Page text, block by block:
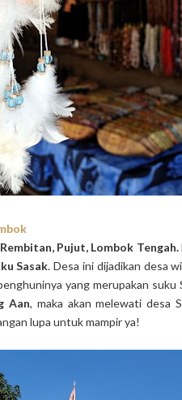
Pujut, Lombok Tengah.
Sasak. Desa ini dijadikan desa
yang merupakan suku
Aan, maka akan melewati desa
lupa untuk mampir ya!